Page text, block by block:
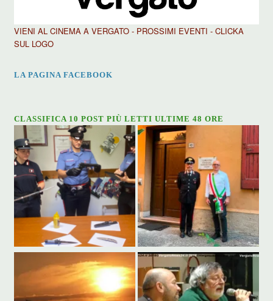
VIENI AL CINEMA A VERGATO - PROSSIMI EVENTI - CLICKA
SUL LOGO
LA PAGINA FACEBOOK
CLASSIFICA 10 POST PIÙ LETTI ULTIME 48 ORE